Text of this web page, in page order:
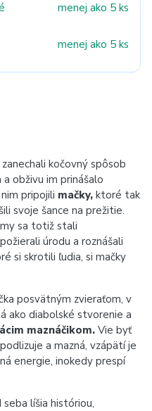
menej ako 5 ks
menej ako 5 ks
kočovný spôsob
obživu im prinášalo
pripojili mačky, ktoré tak
svoje šance na prežitie.
sa totiž stali
úrodu a roznášali
si skrotili ľudia, si mačky
posvätným zvieraťom, v
ako diabolské stvorenie a
maznáčikom.Vie byť
a mazná, vzápätí je
energie, inokedy prespí
seba líšia históriou,